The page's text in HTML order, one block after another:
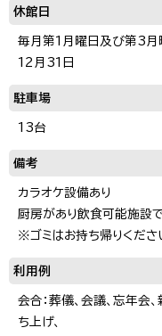
休館日
毎月第1月曜日及び第3
12月31日
駐車場
13台
備考
カラオケ設備あり
厨房があり飲食可能施設で
※ゴミはお持ち帰りくださ
利用例
会合：葬儀、会議、忘年会
ち上げ、